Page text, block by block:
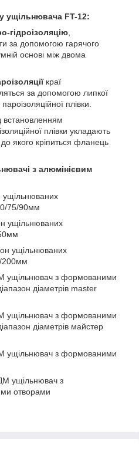
ущільнювача FT-12:
гідроізоляцію
за допомогою гарячого
основі між двома
краї
за допомогою липкої
плівки.
встановленням
плівки укладають
якого кріпиться фланець
з алюмінієвим
ущільнюваних
75/90мм
ущільнюваних
ущільнюваних
200мм
ущільнювач з формованими
діаметрів master
ущільнювач з формованими
діаметрів майстер
ущільнювач з формованими
ущільнювач з
отворами